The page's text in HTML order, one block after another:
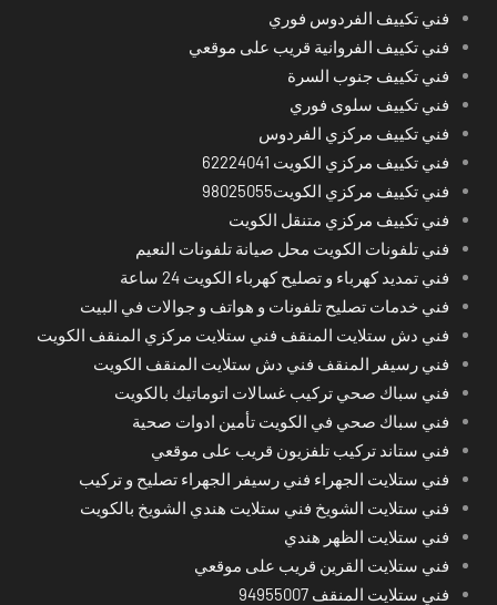
فني تكييف الفردوس فوري
فني تكييف الفروانية قريب على موقعي
فني تكييف جنوب السرة
فني تكييف سلوى فوري
فني تكييف مركزي الفردوس
فني تكييف مركزي الكويت 62224041
فني تكييف مركزي الكويت98025055
فني تكييف مركزي متنقل الكويت
فني تلفونات الكويت محل صيانة تلفونات النعيم
فني تمديد كهرباء و تصليح كهرباء الكويت 24 ساعة
فني خدمات تصليح تلفونات و هواتف و جوالات في البيت
فني دش ستلايت المنقف فني ستلايت مركزي المنقف الكويت
فني رسيفر المنقف فني دش ستلايت المنقف الكويت
فني سباك صحي تركيب غسالات اتوماتيك بالكويت
فني سباك صحي في الكويت تأمين ادوات صحية
فني ستاند تركيب تلفزيون قريب على موقعي
فني ستلايت الجهراء فني رسيفر الجهراء تصليح و تركيب
فني ستلايت الشويخ فني ستلايت هندي الشويخ بالكويت
فني ستلايت الظهر هندي
فني ستلايت القرين قريب على موقعي
فني ستلايت المنقف 94955007